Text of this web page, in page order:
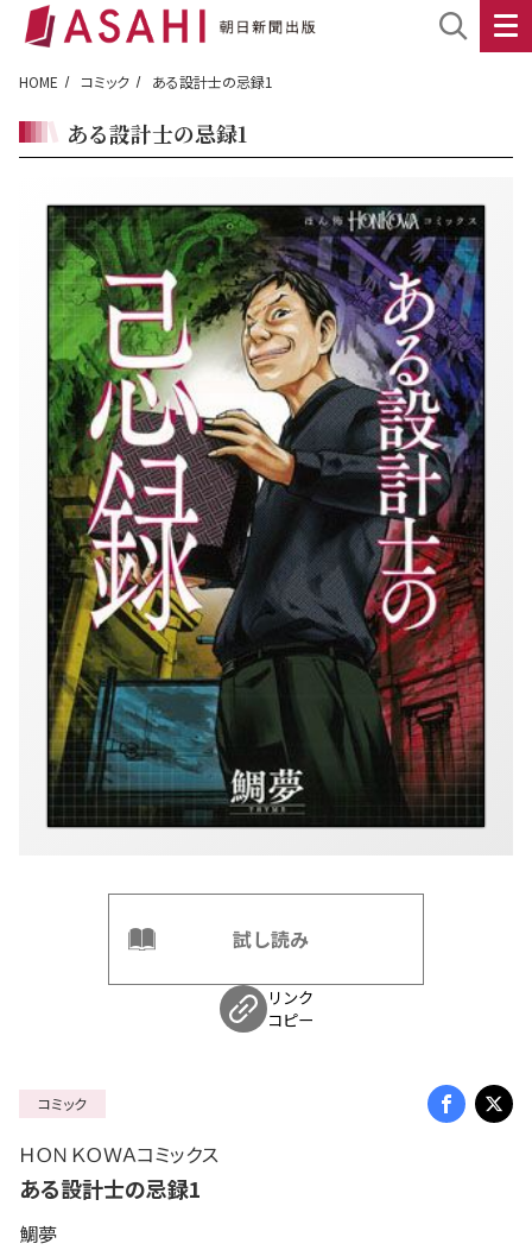
HOME コミック ある設計士の忌録1
ある設計士の忌録1
試し読み
リンク
コピー
コミック
ＨＯＮＫＯＷＡコミックス
ある設計士の忌録1
鯛夢